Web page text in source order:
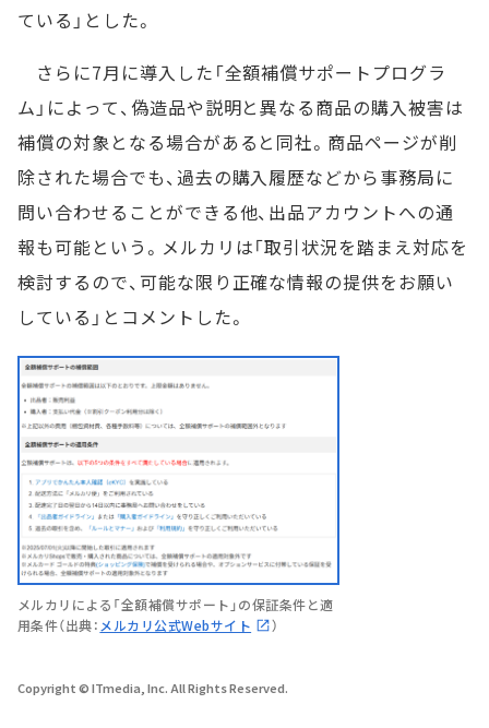
ている」とした。
さらに7月に導入した「全額補償サポートプログラ
ム」によって、偽造品や説明と異なる商品の購入被害は
補償の対象となる場合があると同社。商品ページが削
除された場合でも、過去の購入履歴などから事務局に
問い合わせることができる他、出品アカウントへの通
報も可能という。メルカリは「取引状況を踏まえ対応を
検討するので、可能な限り正確な情報の提供をお願い
している」とコメントした。
メルカリによる「全額補償サポート」の保証条件と適
用条件（出典： メルカリ公式Webサイト ）
Copyright © ITmedia, Inc. All Rights Reserved.